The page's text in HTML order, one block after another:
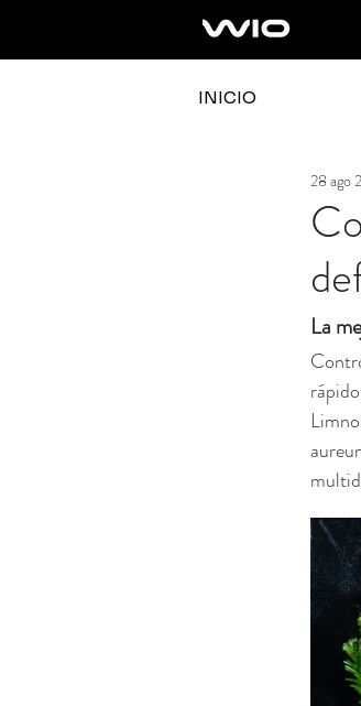
INICIO
28 ago
La